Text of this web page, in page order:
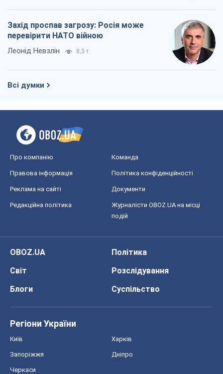
Захід проспав загрозу: Росія може
перевірити НАТО війною
Леонід Невзлін 8,3 т.
Всі думки
Про компанію Команда
Правова інформація Політика конфіденційності
Реклама на сайті Документи
Редакційна політика
Журналісти OBOZ.UA на місці
подій
OBOZ.UA
Політика
Світ
Розслідування
Блоги
Суспільство
Регіони України
Київ Харків
Запоріжжя Дніпро
Черкаси